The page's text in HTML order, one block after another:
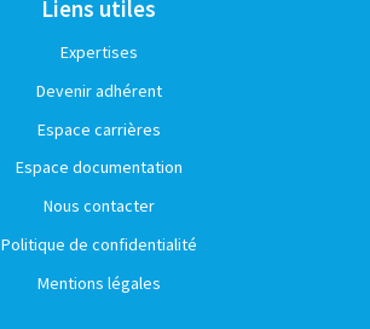
Liens utiles
Expertises
Devenir adhérent
Espace carrières
Espace documentation
Nous contacter
Politique de confidentialité
Mentions légales